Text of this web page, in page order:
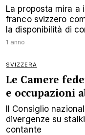
La proposta mira a
franco svizzero
la disponibilità di
1 anno
SVIZZERA
Le Camere
e occupazioni
Il Consiglio
divergenze su
contante